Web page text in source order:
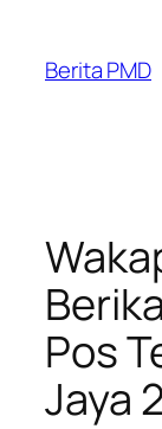
content
Berita PMD
Pos
Jaya